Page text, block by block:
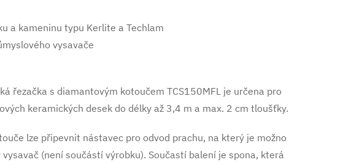
a kameninu typu Kerlite a Techlam
vysavače
řezačka s diamantovým kotoučem TCS150MFL je určena pro
keramických desek do délky až 3,4 m a max. 2 cm tloušťky.
lze připevnit nástavec pro odvod prachu, na který je možno
(není součástí výrobku). Součastí balení je spona, která